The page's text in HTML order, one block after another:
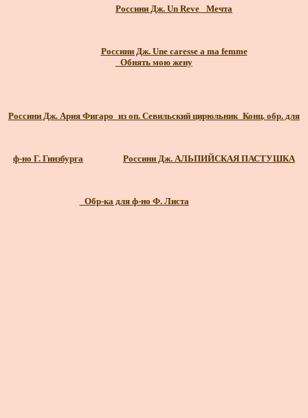
Россини Дж. Un Reve_ Мечта
Россини Дж. Une caresse a ma femme
_Обнять мою жену
Россини Дж. Ария Фигаро_из оп. Севильский цирюльник_Конц. обр. для
ф-но Г. Гинзбурга Россини Дж. АЛЬПИЙСКАЯ ПАСТУШКА
_Обр-ка для ф-но Ф. Листа